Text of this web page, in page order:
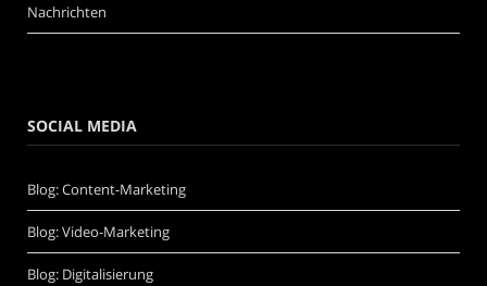
Nachrichten
SOCIAL MEDIA
Blog: Content-Marketing
Blog: Video-Marketing
Blog: Digitalisierung